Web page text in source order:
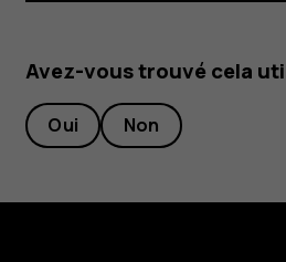
Avez-vous trouvé cela
Oui Non